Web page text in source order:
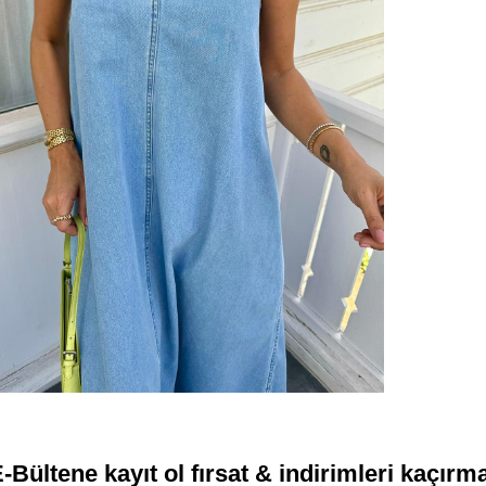
Bültene kayıt ol fırsat & indirimleri